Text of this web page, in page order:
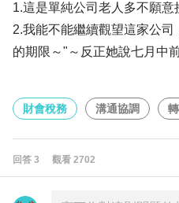
1.這是單純公司老人多不願意
2.我能不能繼續觀望這家公
的期限～"～反正她說七月中前
財會稅務 溝通協調
回答 3 觀看 2702